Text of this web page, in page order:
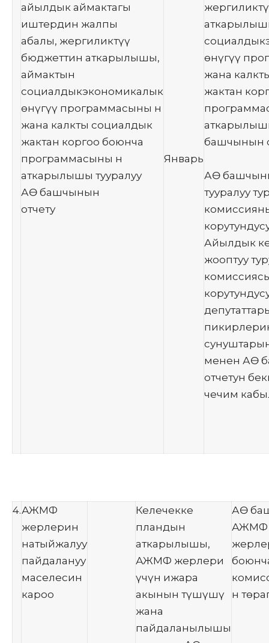
айылдык аймактагы
иштердин жалпы
абалы, жергиликтүү
бюджеттин аткарылышы,
аймактын
социалдыкэкономикалык
өнүгүү программасыны н
жана калкты социалдык
жактан коргоо боюнча
программасыны н
аткарылышы тууралуу
АӨ башчынын
отчету
Январь
өнүгүү
жана
жактан
башчынын
АӨ
тууралуу
Айылдык
жооптуу
менен АӨ
отчетун
чечим
4.АЖМФ
жерлерин
натыйжалуу
пайдалануу
маселесин
кароо
Келечекке
пландын
аткарылышы,
АЖМФ жерлери
үчүн ижара
акынын түшүшү
жана
пайдаланылышы
АӨ
АЖМФ
н